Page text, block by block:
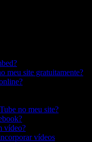
meu site gratuitamente?
no meu site?
vídeo?
vídeos